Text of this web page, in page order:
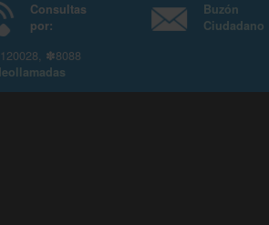
Consultas
6007120028, ✽8088
yVideollamadas